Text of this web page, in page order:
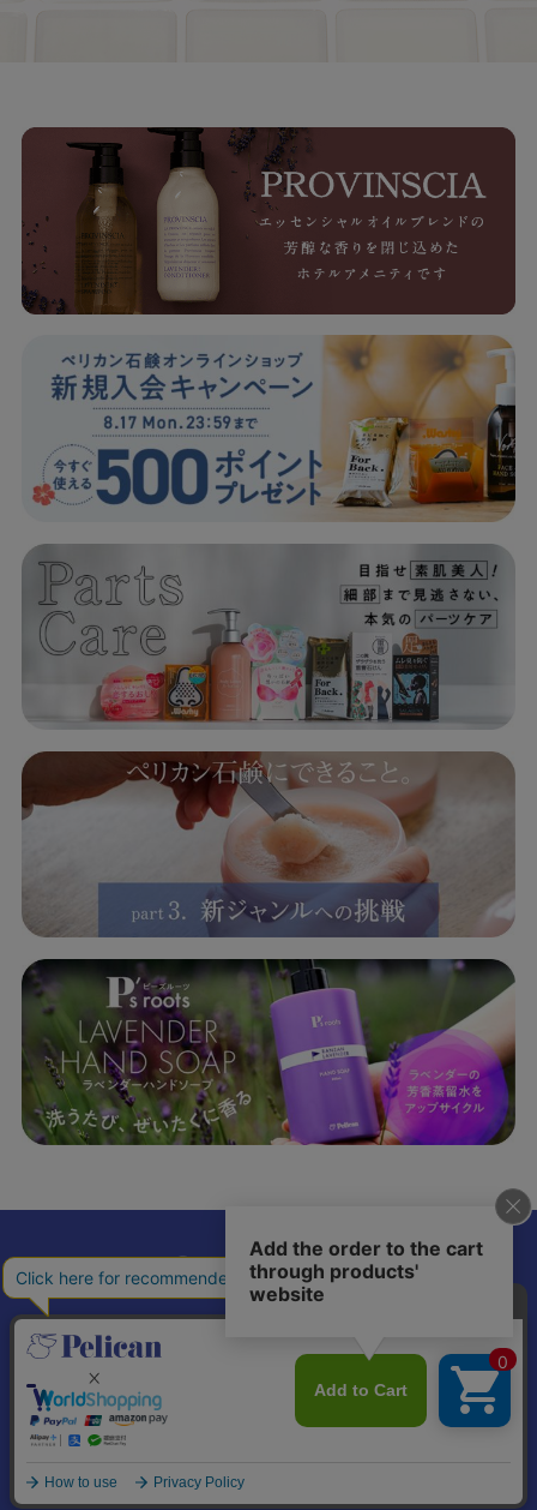
個人情報の取り扱いについて 特定商取引法に基づく表記
© Pelican Soap Co., Ltd. All Rights Reserved.